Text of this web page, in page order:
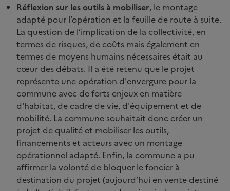
Réflexion sur les outils à mobiliser, le montage
adapté pour l’opération et la feuille de route à suite.
La question de l’implication de la collectivité, en
termes de risques, de coûts mais également en
termes de moyens humains nécessaires était au
cœur des débats. Il a été retenu que le projet
représente une opération d'envergure pour la
commune avec de forts enjeux en matière
d'habitat, de cadre de vie, d'équipement et de
mobilité. La commune souhaitait donc créer un
projet de qualité et mobiliser les outils,
financements et acteurs avec un montage
opérationnel adapté. Enfin, la commune a pu
affirmer la volonté de bloquer le foncier à
destination du projet (aujourd’hui en vente destiné